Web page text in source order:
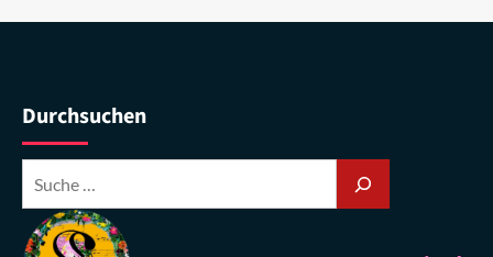
Durchsuchen